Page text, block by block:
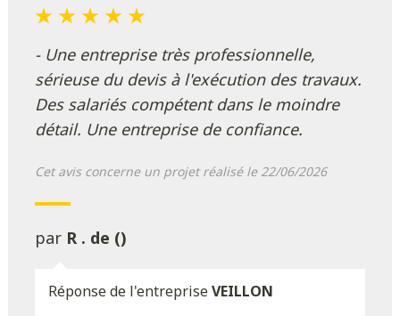
- Une entreprise très professionnelle,
sérieuse du devis à l'exécution des travaux.
Des salariés compétent dans le moindre
détail. Une entreprise de confiance.
Cet avis concerne un projet réalisé le 22/06/2026
par R . de ()
Réponse de l'entrepriseVEILLON